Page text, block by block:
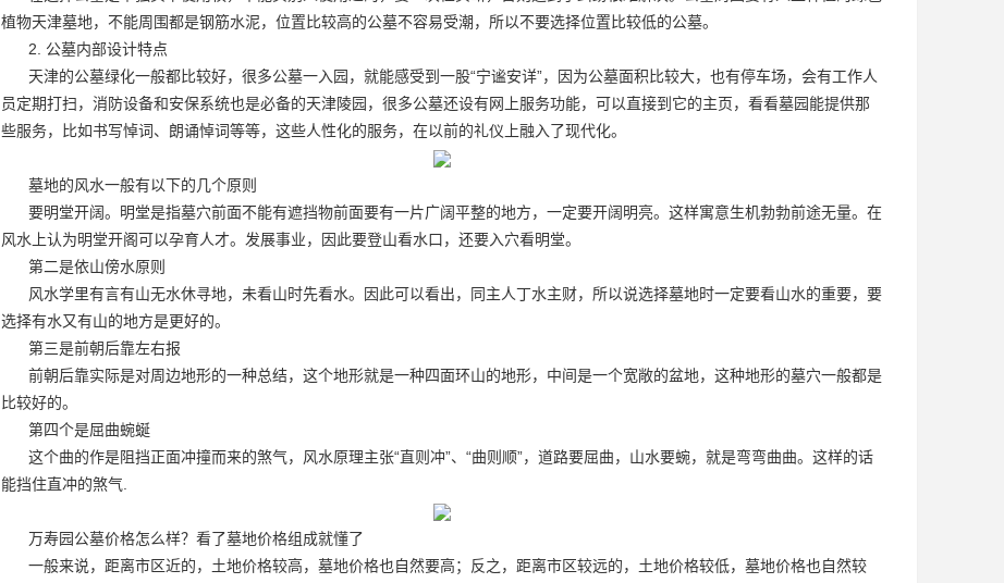
植物天津墓地，不能周围都是钢筋水泥，位置比较高的公墓不容易受潮，所以不要选择位置比较低的公墓。
2. 公墓内部设计特点
天津的公墓绿化一般都比较好，很多公墓一入园，就能感受到一股“宁谧安详”，因为公墓面积比较大，也有停车场，会有工作人
员定期打扫，消防设备和安保系统也是必备的天津陵园 ，很多公墓还设有网上服务功能，可以直接到它的主页，看看墓园能提供那
些服务，比如书写悼词、朗诵悼词等等，这些人性化的服务，在以前的礼仪上融入了现代化。
墓地的风水一般有以下的几个原则
要明堂开阔。明堂是指墓穴前面不能有遮挡物前面要有一片广阔平整的地方，一定要开阔明亮。这样寓意生机勃勃前途无量。在
风水上认为明堂开阁可以孕育人才。发展事业，因此要登山看水口，还要入穴看明堂。
第二是依山傍水原则
风水学里有言有山无水休寻地，未看山时先看水。因此可以看出，同主人丁水主财，所以说选择墓地时一定要看山水的重要，要
选择有水又有山的地方是更好的。
第三是前朝后靠左右报
前朝后靠实际是对周边地形的一种总结，这个地形就是一种四面环山的地形，中间是一个宽敞的盆地，这种地形的墓穴一般都是
比较好的。
第四个是屈曲蜿蜒
这个曲的作是阻挡正面冲撞而来的煞气，风水原理主张“直则冲”、“曲则顺”，道路要屈曲，山水要蜿，就是弯弯曲曲。这样的话
能挡住直冲的煞气.
万寿园公墓价格怎么样？看了墓地价格组成就懂了
一般来说，距离市区近的，土地价格较高，墓地价格也自然要高；反之，距离市区较远的，土地价格较低，墓地价格也自然较